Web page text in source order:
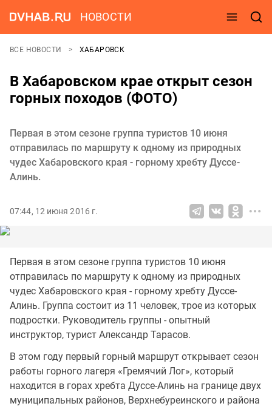
НОВОСТИ
ВСЕ НОВОСТИ ХАБАРОВСК
В Хабаровском крае открыт сезон
горных походов (ФОТО)
Первая в этом сезоне группа туристов 10 июня
отправилась по маршруту к одному из природных
чудес Хабаровского края - горному хребту Дуссе-
Алинь.
07:44, 12 июня 2016 г.
Первая в этом сезоне группа туристов 10 июня
отправилась по маршруту к одному из природных
чудес Хабаровского края - горному хребту Дуссе-
Алинь. Группа состоит из 11 человек, трое из которых
подростки. Руководитель группы - опытный
инструктор, турист Александр Тарасов.
В этом году первый горный маршрут открывает сезон
работы горного лагеря «Гремячий Лог», который
находится в горах хребта Дуссе-Алинь на границе двух
муниципальных районов, Верхнебуреинского и района